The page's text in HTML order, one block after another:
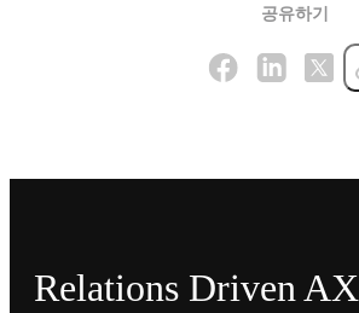
공유하기
Relations Driven AX